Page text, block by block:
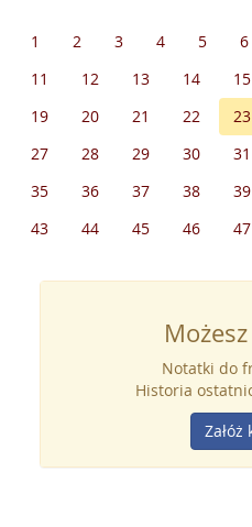
1 2 3 4 5 6
11
12 13 14 15
19
20 21 22 23
27
28 29 30 31
35
36 37 38 39
43
44 45 46 47
Notatki do
Historia
Załóż